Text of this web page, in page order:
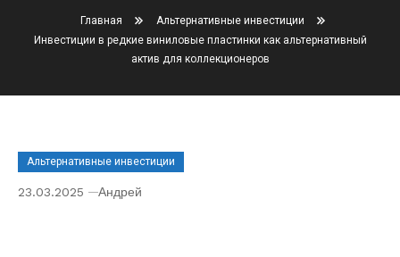
Главная
Альтернативные инвестиции
Инвестиции в редкие виниловые пластинки как альтернативный
актив для коллекционеров
Альтернативные инвестиции
23.03.2025 Андрей